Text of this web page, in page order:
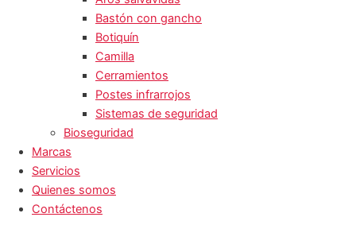
Bastón con gancho
Botiquín
Camilla
Cerramientos
Postes infrarrojos
Sistemas de seguridad
Bioseguridad
Marcas
Servicios
Quienes somos
Contáctenos